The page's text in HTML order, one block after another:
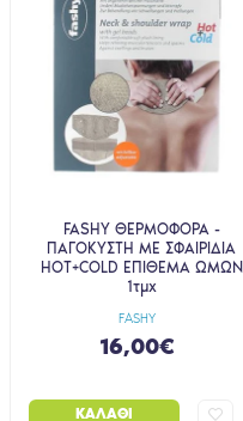
FASHY
FASHY ΘΕΡΜΟΦΟΡΑ -
ΠΑΓΟΚΥΣΤΗ ΜΕ ΣΦΑΙΡΙΔΙΑ
HOT+COLD ΕΠΙΘΕΜΑ ΩΜΩΝ
1τμχ
16,00€
ΚΑΛΆΘΙ